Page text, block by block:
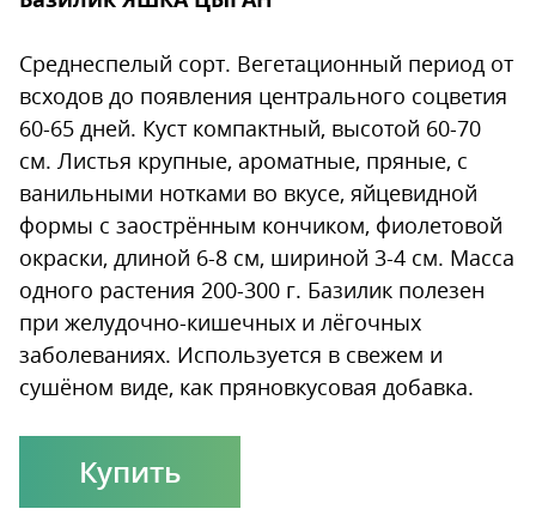
Среднеспелый сорт. Вегетационный период от
всходов до появления центрального соцветия
60-65 дней. Куст компактный, высотой 60-70
см. Листья крупные, ароматные, пряные, с
ванильными нотками во вкусе, яйцевидной
формы с заострённым кончиком, фиолетовой
окраски, длиной 6-8 см, шириной 3-4 см. Масса
одного растения 200-300 г. Базилик полезен
при желудочно-кишечных и лёгочных
заболеваниях. Используется в свежем и
сушёном виде, как пряновкусовая добавка.
Купить